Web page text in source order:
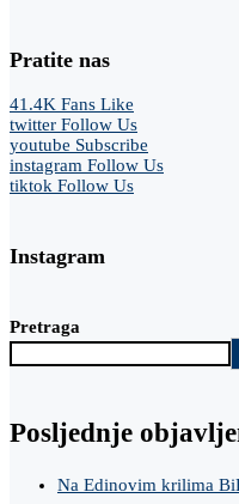
Pratite nas
41.4K Fans Like
twitter Follow Us
youtube Subscribe
instagram Follow Us
tiktok Follow Us
Instagram
Pretraga
Posljednje
Na Edinovim krilima